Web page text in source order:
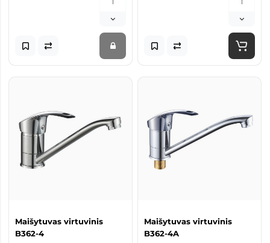
Maišytuvas virtuvinis
B362-4
Maišytuvas virtuvinis
B362-4A